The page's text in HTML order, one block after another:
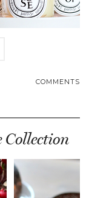
COMMENTS
Collection